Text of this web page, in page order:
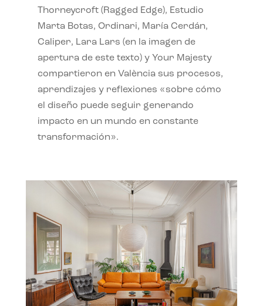
Thorneycroft (Ragged Edge), Estudio
Marta Botas, Ordinari, María Cerdán,
Caliper, Lara Lars (en la imagen de
apertura de este texto) y Your Majesty
compartieron en València sus procesos,
aprendizajes y reflexiones «sobre cómo
el diseño puede seguir generando
impacto en un mundo en constante
transformación».